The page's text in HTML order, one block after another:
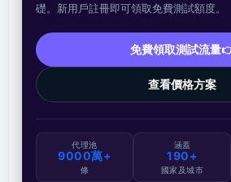
礎。新用戶註冊即可領取免費測試額度。
免費領取測試流量
查看價格方案
代理池
9000萬+
條
涵蓋
190+
國家及城市